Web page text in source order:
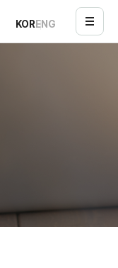
KORENG